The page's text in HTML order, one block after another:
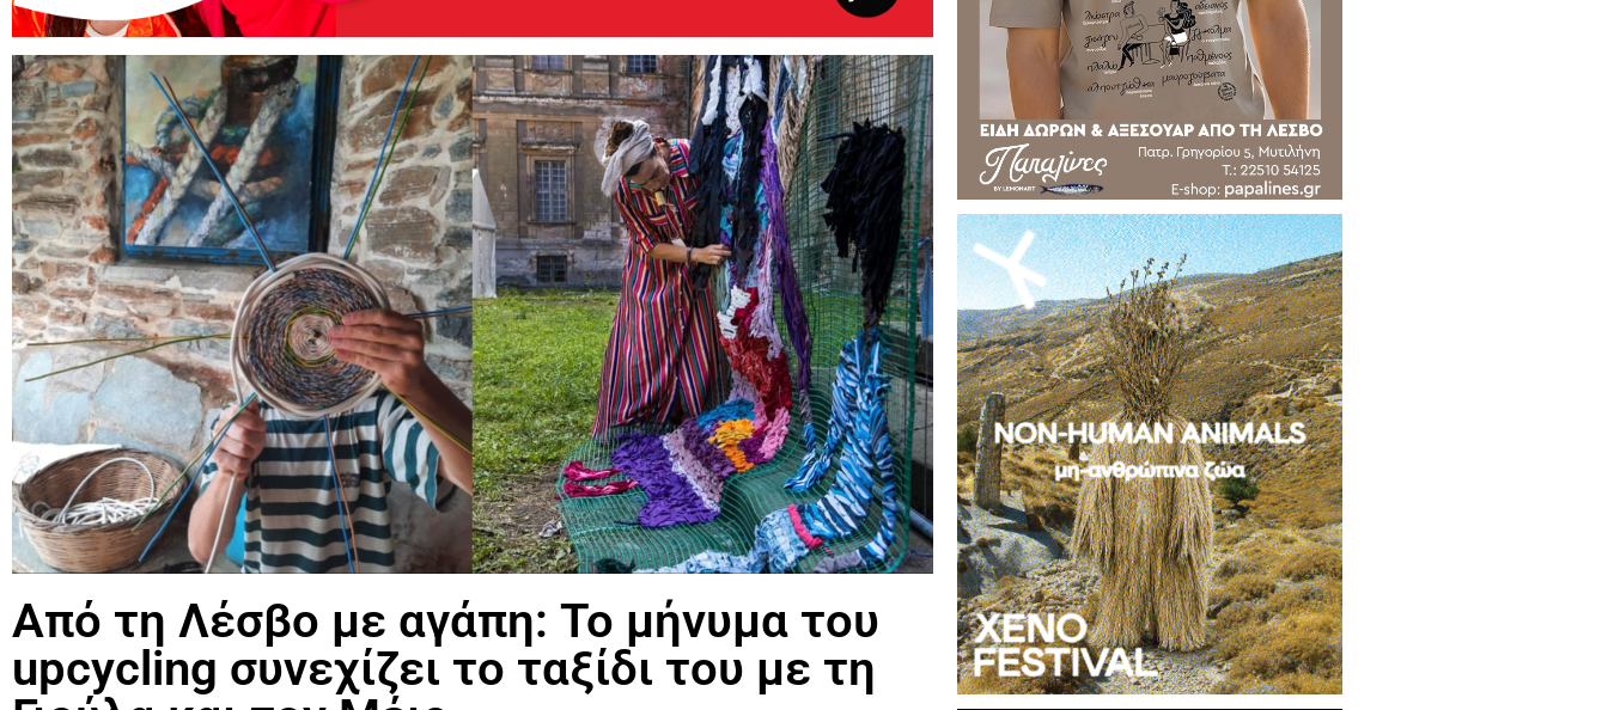
Από τη Λέσβο με αγάπη: Το μήνυμα του
upcycling συνεχίζει το ταξίδι του με τη